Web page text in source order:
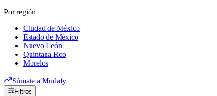
Por región
Ciudad de México
Estado de México
Nuevo León
Quintana Roo
Morelos
Súmate a Mudafy
Filtros